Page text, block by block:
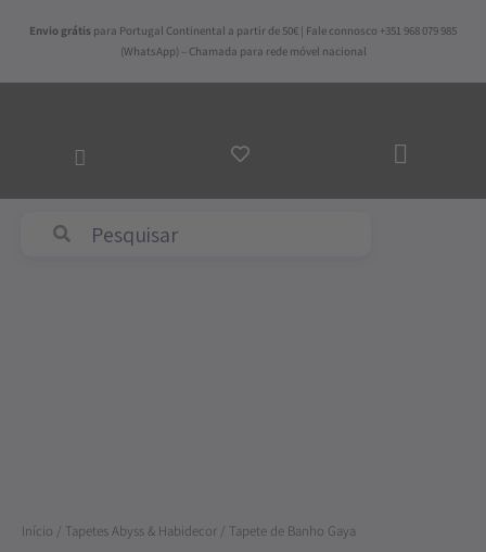
Envio grátis para Portugal Continental a partir de 50€ | Fale connosco +351 968 079 985
(WhatsApp) – Chamada para rede móvel nacional
AO
Início / Tapetes Abyss & Habidecor / Tapete de Banho Gaya